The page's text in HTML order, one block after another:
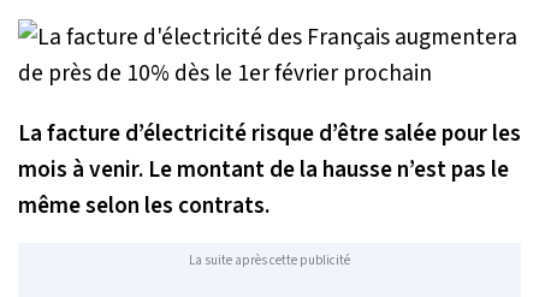
La facture d’électricité risque d’être salée pour les
mois à venir. Le montant de la hausse n’est pas le
même selon les contrats.
La suite après cette publicité